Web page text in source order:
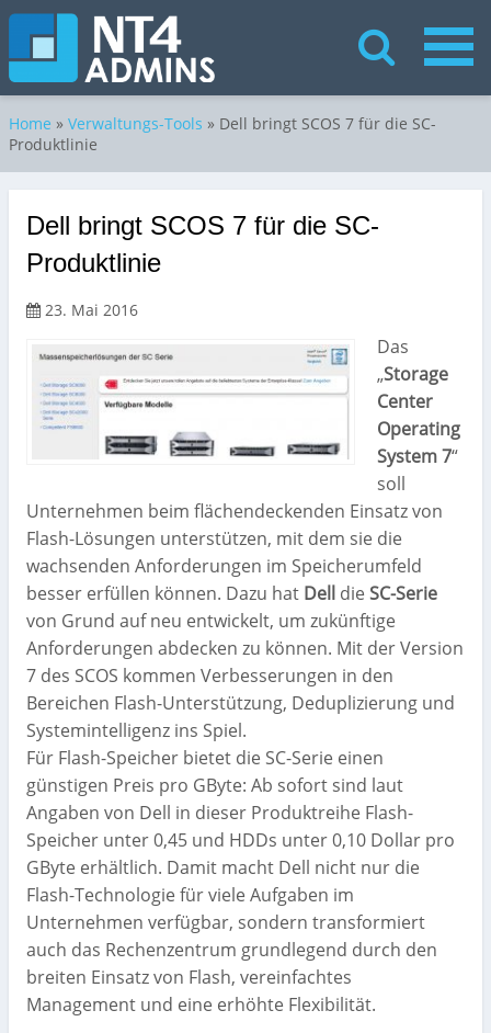
Home » Verwaltungs-Tools » Dell bringt SCOS 7 für die SC-
Produktlinie
Dell bringt SCOS 7 für die SC-
Produktlinie
23. Mai 2016
Das
„Storage
Center
Operating
System 7“
soll
Unternehmen beim flächendeckenden Einsatz von
Flash-Lösungen unterstützen, mit dem sie die
wachsenden Anforderungen im Speicherumfeld
besser erfüllen können. Dazu hat Dell die SC-Serie
von Grund auf neu entwickelt, um zukünftige
Anforderungen abdecken zu können. Mit der Version
7 des SCOS kommen Verbesserungen in den
Bereichen Flash-Unterstützung, Deduplizierung und
Systemintelligenz ins Spiel.
Für Flash-Speicher bietet die SC-Serie einen
günstigen Preis pro GByte: Ab sofort sind laut
Angaben von Dell in dieser Produktreihe Flash-
Speicher unter 0,45 und HDDs unter 0,10 Dollar pro
GByte erhältlich. Damit macht Dell nicht nur die
Flash-Technologie für viele Aufgaben im
Unternehmen verfügbar, sondern transformiert
auch das Rechenzentrum grundlegend durch den
breiten Einsatz von Flash, vereinfachtes
Management und eine erhöhte Flexibilität.